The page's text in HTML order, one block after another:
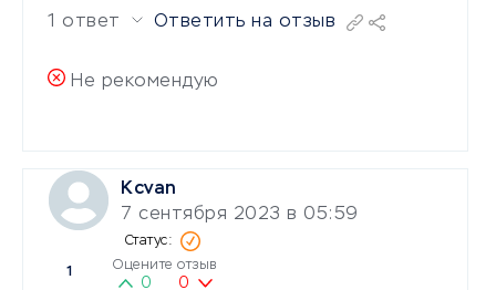
1 ответ Ответить на отзыв
Не рекомендую
Kcvan
7 сентября 2023 в 05:59
1 Оцените отзыв
0 0